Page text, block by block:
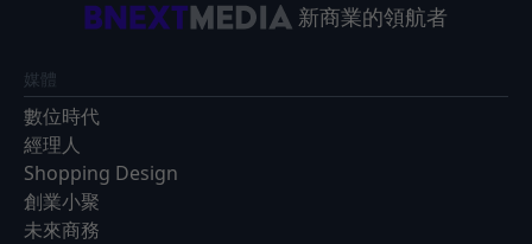
新商業的領航者
媒體
數位時代
經理人
Shopping Design
創業小聚
未來商務